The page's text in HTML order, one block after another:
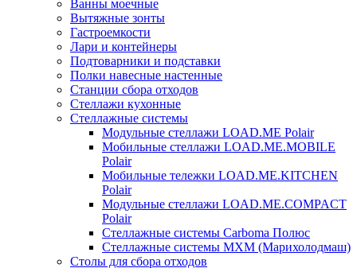
Ванны моечные
Вытяжные зонты
Гастроемкости
Лари и контейнеры
Подтоварники и подставки
Полки навесные настенные
Станции сбора отходов
Стеллажи кухонные
Стеллажные системы
Модульные стеллажи LOAD.ME Polair
Мобильные стеллажи LOAD.ME.MOBILE
Polair
Мобильные тележки LOAD.ME.KITCHEN
Polair
Модульные стеллажи LOAD.ME.COMPACT
Polair
Стеллажные системы Carboma Полюс
Стеллажные системы МХМ (Марихолодмаш)
Столы для сбора отходов